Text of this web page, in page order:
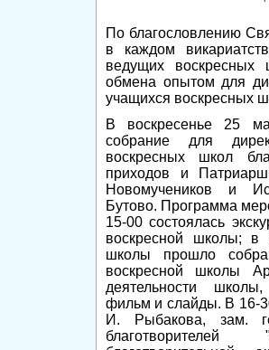
По благословлению
в каждом
ведущих воскресных
обмена опытом для
учащихся воскресных
В воскресенье 25
собрание для
воскресных школ
приходов и
Новомучеников и
Бутово. Программа
15-00 состоялась
воскресной школы; в
школы прошло
воскресной школы
деятельности
фильм и слайды. В 16-
И. Рыбакова, зам.